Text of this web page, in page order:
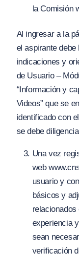
la Comisión
Al ingresar a la
el aspirante
indicaciones y
de Usuario –
“Información y
Videos” que se
identificado con
se debe
Una vez
web
usuario y
básicos y
experiencia
sean
verificación